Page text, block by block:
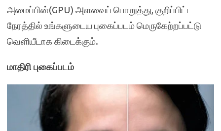
அமைப்பின்(GPU) அளவைப் பொறுத்து, குறிப்பிட்ட
நேரத்தில் உங்களுடைய புகைப்படம் மெருகேற்றப்பட்டு
வெளியீடாக கிடைக்கும்.
மாதிரி புகைப்படம்